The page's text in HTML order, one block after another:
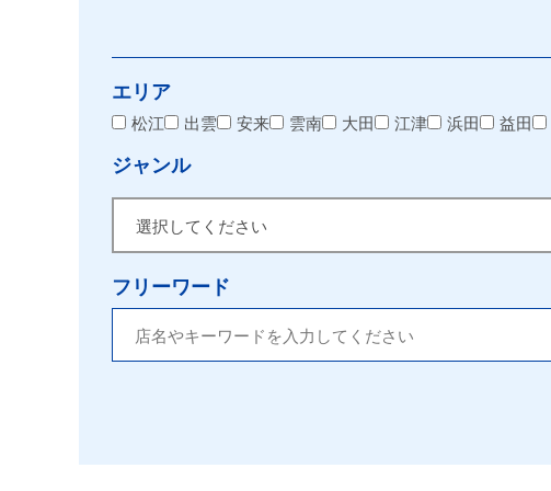
エリア
松江 出雲 安来 雲南 大田 江津 浜田 益田
ジャンル
フリーワード